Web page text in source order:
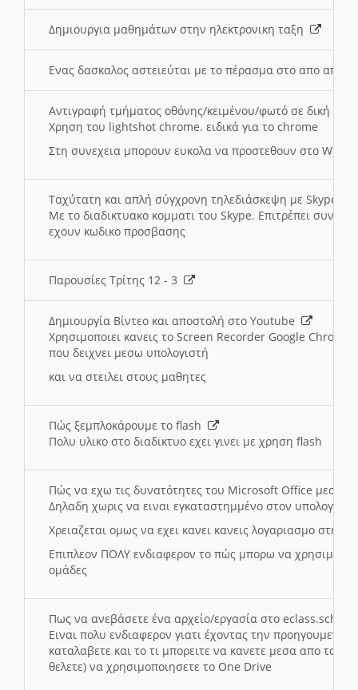
Δημιουργια μαθημάτων στην ηλεκτρονικη ταξη
Ενας δασκαλος αστειεύται με το πέρασμα στο απο
Αντιγραφή τμήματος οθόνης/κειμένου/φωτό σε δική
Χρηση του lightshot chrome. ειδικά για το chrome
Στη συνεχεια μπορουν ευκολα να προστεθουν στο Word
Ταχύτατη και απλή σύγχρονη τηλεδιάσκεψη με Skype
Με το διαδικτυακο κομματι του Skype. Επιτρέπει
εχουν κωδικο προσβασης
Παρουσίες Τρίτης 12 - 3
Δημιουργία Βίντεο και αποστολή στο Youtube
Χρησιμοποιει κανεις το Screen Recorder Google Chrome
που δειχνει μεσω υπολογιστή
και να στειλει στους μαθητες
Πώς ξεμπλοκάρουμε το flash
Πολυ υλικο στο διαδικτυο εχει γινει με χρηση flash
Πώς να εχω τις δυνατότητες του Microsoft Office μεσω
Δηλαδη χωρις να ειναι εγκαταστημμένο στον
Χρειαζεται ομως να εχει κανει κανεις λογαριασμο στη
Επιπλεον ΠΟΛΥ ενδιαφερον το πώς μπορω να
ομάδες
Πως να ανεβάσετε ένα αρχείο/εργασία στο eclass.sch.gr
Ειναι πολυ ενδιαφερον γιατι έχοντας την
καταλαβετε και το τι μπορειτε να κανετε μεσα απο το
θελετε) να χρησιμοποιησετε το One Drive